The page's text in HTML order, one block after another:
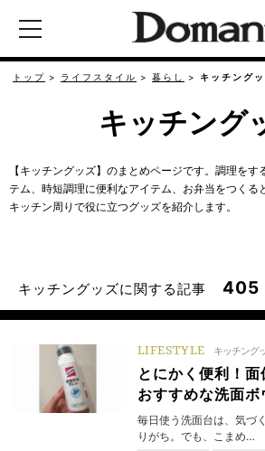
トップ ライフスタイル 暮らし キッチング
キッチング
【キッチングッズ】のまとめページです。調理をす
テム、時短調理に便利なアイテム、お弁当をつくる
キッチン周りで役に立つグッズを紹介します。
キッチングッズに関する記事 405
LIFESTYLE キッチング
とにかく便利！
おすすめな洗面
毎日使う洗面台は、気づ
りがち。でも、こまめ…